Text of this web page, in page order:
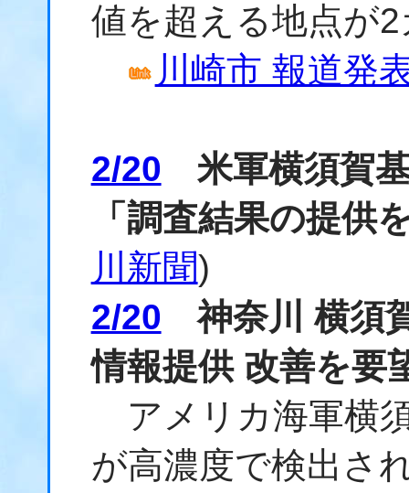
値を超える地点が
川崎市 報道発
2/20 米軍横須賀
「調査結果の提供
川新聞)
2/20 神奈川 横須
情報提供 改善を要
アメリカ海軍横
が高濃度で検出さ